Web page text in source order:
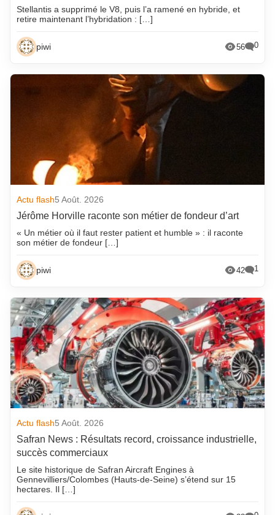
Stellantis a supprimé le V8, puis l’a ramené en hybride, et
retire maintenant l’hybridation : […]
piwi 56 0
Actu flash5 Août. 2026
Jérôme Horville raconte son métier de fondeur d’art
« Un métier où il faut rester patient et humble » : il raconte
son métier de fondeur […]
piwi 42 1
Actu flash5 Août. 2026
Safran News : Résultats record, croissance industrielle,
succès commerciaux
Le site historique de Safran Aircraft Engines à
Gennevilliers/Colombes (Hauts-de-Seine) s’étend sur 15
hectares. Il […]